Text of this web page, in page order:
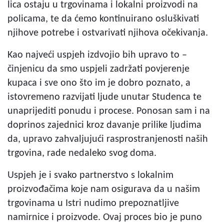
lica ostaju u trgovinama i lokalni proizvodi na
policama, te da ćemo kontinuirano osluškivati
njihove potrebe i ostvarivati njihova očekivanja.
Kao najveći uspjeh izdvojio bih upravo to –
činjenicu da smo uspjeli zadržati povjerenje
kupaca i sve ono što im je dobro poznato, a
istovremeno razvijati ljude unutar Studenca te
unaprijediti ponudu i procese. Ponosan sam i na
doprinos zajednici kroz davanje prilike ljudima
da, upravo zahvaljujući rasprostranjenosti naših
trgovina, rade nedaleko svog doma.
Uspjeh je i svako partnerstvo s lokalnim
proizvođačima koje nam osigurava da u našim
trgovinama u Istri nudimo prepoznatljive
namirnice i proizvode. Ovaj proces bio je puno